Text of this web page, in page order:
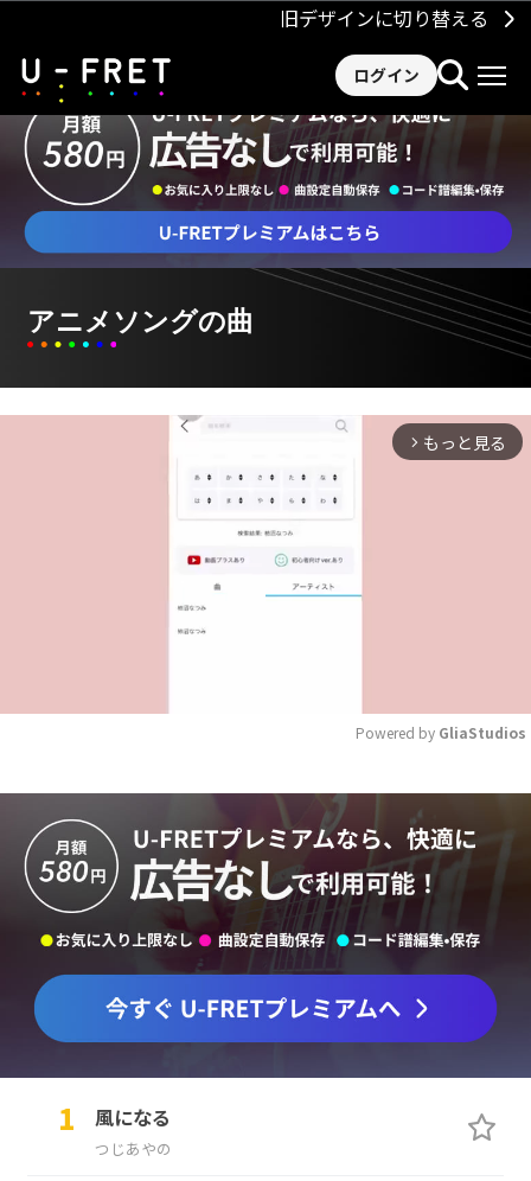
旧デザインに切り替える
ログイン
アニメソングの曲
arrow_forward_ios もっと見る
Powered by GliaStudios
風になる
つじあやの